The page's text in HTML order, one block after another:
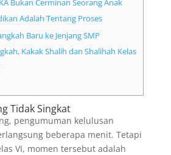
Bukan Cerminan Seorang Anak
Adalah Tentang Proses
Baru ke Jenjang SMP
Kakak Shalih dan Shalihah Kelas
Tidak Singkat
pengumuman kelulusan
beberapa menit. Tetapi
VI, momen tersebut adalah